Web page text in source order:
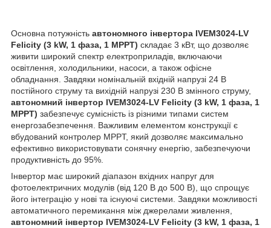
Основна потужність автономного інвертора IVEM3024-LV
Felicity (3 kW, 1 фаза, 1 MPPT) складає 3 кВт, що дозволяє
живити широкий спектр електроприладів, включаючи
освітлення, холодильники, насоси, а також офісне
обладнання. Завдяки номінальній вхідній напрузі 24 В
постійного струму та вихідній напрузі 230 В змінного струму,
автономний інвертор IVEM3024-LV Felicity (3 kW, 1 фаза, 1
MPPT) забезпечує сумісність із різними типами систем
енергозабезпечення. Важливим елементом конструкції є
вбудований контролер MPPT, який дозволяє максимально
ефективно використовувати сонячну енергію, забезпечуючи
продуктивність до 95%.
Інвертор має широкий діапазон вхідних напруг для
фотоелектричних модулів (від 120 В до 500 В), що спрощує
його інтеграцію у нові та існуючі системи. Завдяки можливості
автоматичного перемикання між джерелами живлення,
автономний інвертор IVEM3024-LV Felicity (3 kW, 1 фаза, 1